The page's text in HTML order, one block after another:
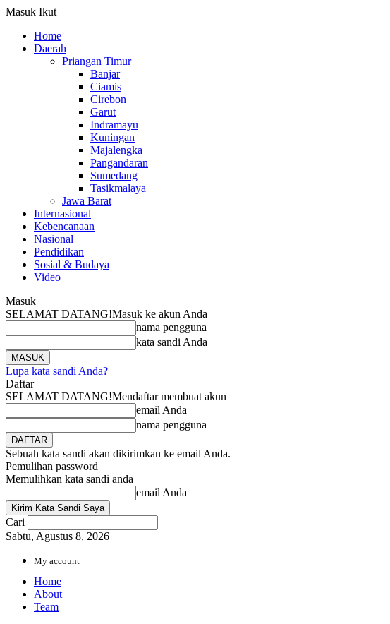
Masuk Ikut
Home
Daerah
Priangan Timur
Banjar
Ciamis
Cirebon
Garut
Indramayu
Kuningan
Majalengka
Pangandaran
Sumedang
Tasikmalaya
Jawa Barat
Internasional
Kebencanaan
Nasional
Pendidikan
Sosial & Budaya
Video
Masuk
SELAMAT DATANG!Masuk ke akun Anda
nama pengguna
kata sandi Anda
Lupa kata sandi Anda?
Daftar
SELAMAT DATANG!Mendaftar membuat akun
email Anda
nama pengguna
Sebuah kata sandi akan dikirimkan ke email Anda.
Pemulihan password
Memulihkan kata sandi anda
email Anda
Cari
Sabtu, Agustus 8, 2026
My account
Home
About
Team